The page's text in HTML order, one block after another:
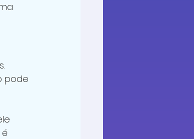
pode